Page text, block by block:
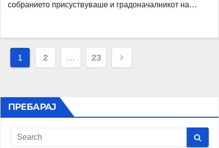
собранието присуствуваше и градоначалникот на…
Навигација
написи
1 2 … 23
ПРЕБАРАЈ